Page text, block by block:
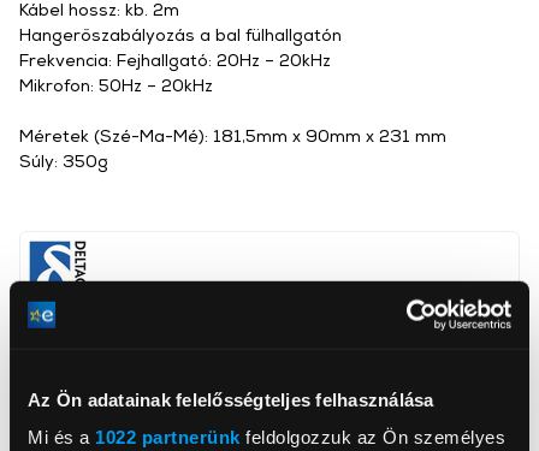
Az Ön adatainak felelősségteljes felhasználása
Mi és a 1022 partnerünk feldolgozzuk az Ön személyes
CHS Hungary Kft.
Kábel hossz: kb. 2m
Hangerőszabályozás a bal fülhallgatón
Frekvencia: Fejhallgató: 20Hz – 20kHz
Mikrofon: 50Hz – 20kHz
Méretek (Szé-Ma-Mé): 181,5mm x 90mm x 231 mm
Súly: 350g